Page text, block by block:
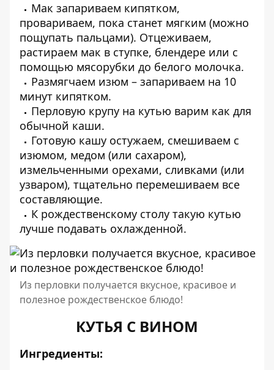
Мак запариваем кипятком,
провариваем, пока станет мягким (можно
пощупать пальцами). Отцеживаем,
растираем мак в ступке, блендере или с
помощью мясорубки до белого молочка.
Размягчаем изюм – запариваем на 10
минут кипятком.
Перловую крупу на кутью варим как для
обычной каши.
Готовую кашу остужаем, смешиваем с
изюмом, медом (или сахаром),
измельченными орехами, сливками (или
узваром), тщательно перемешиваем все
составляющие.
К рождественскому столу такую кутью
лучше подавать охлажденной.
Из перловки получается вкусное, красивое и
полезное рождественское блюдо!
КУТЬЯ С ВИНОМ
Ингредиенты: